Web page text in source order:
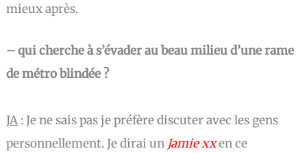
mieux après.
– qui cherche à s’évader au beau milieu d’une rame
de métro blindée ?
JA :Je ne sais pas je préfère discuter avec les gens
personnellement. Je dirai un Jamie xxen ce